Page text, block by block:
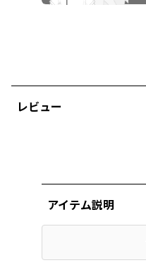
レビュー
アイテム説明